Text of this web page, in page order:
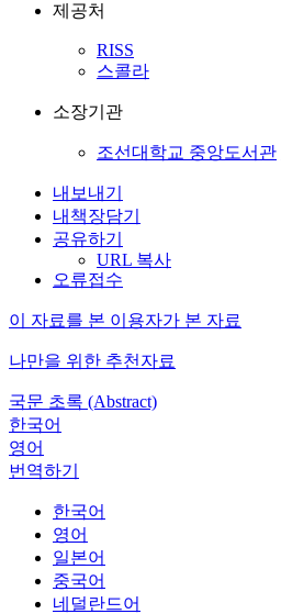
제공처
RISS
스콜라
소장기관
조선대학교 중앙도서관
내보내기
내책장담기
공유하기
URL 복사
오류접수
이 자료를 본 이용자가 본 자료
나만을 위한 추천자료
국문 초록 (Abstract)
한국어
영어
번역하기
한국어
영어
일본어
중국어
네덜란드어